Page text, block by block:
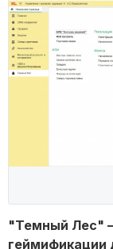
"Темный Лес"
геймификации